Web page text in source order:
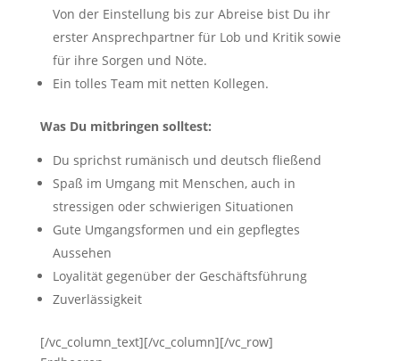
Von der Einstellung bis zur Abreise bist Du ihr
erster Ansprechpartner für Lob und Kritik sowie
für ihre Sorgen und Nöte.
Ein tolles Team mit netten Kollegen.
Was Du mitbringen solltest:
Du sprichst rumänisch und deutsch fließend
Spaß im Umgang mit Menschen, auch in
stressigen oder schwierigen Situationen
Gute Umgangsformen und ein gepflegtes
Aussehen
Loyalität gegenüber der Geschäftsführung
Zuverlässigkeit
[/vc_column_text][/vc_column][/vc_row]